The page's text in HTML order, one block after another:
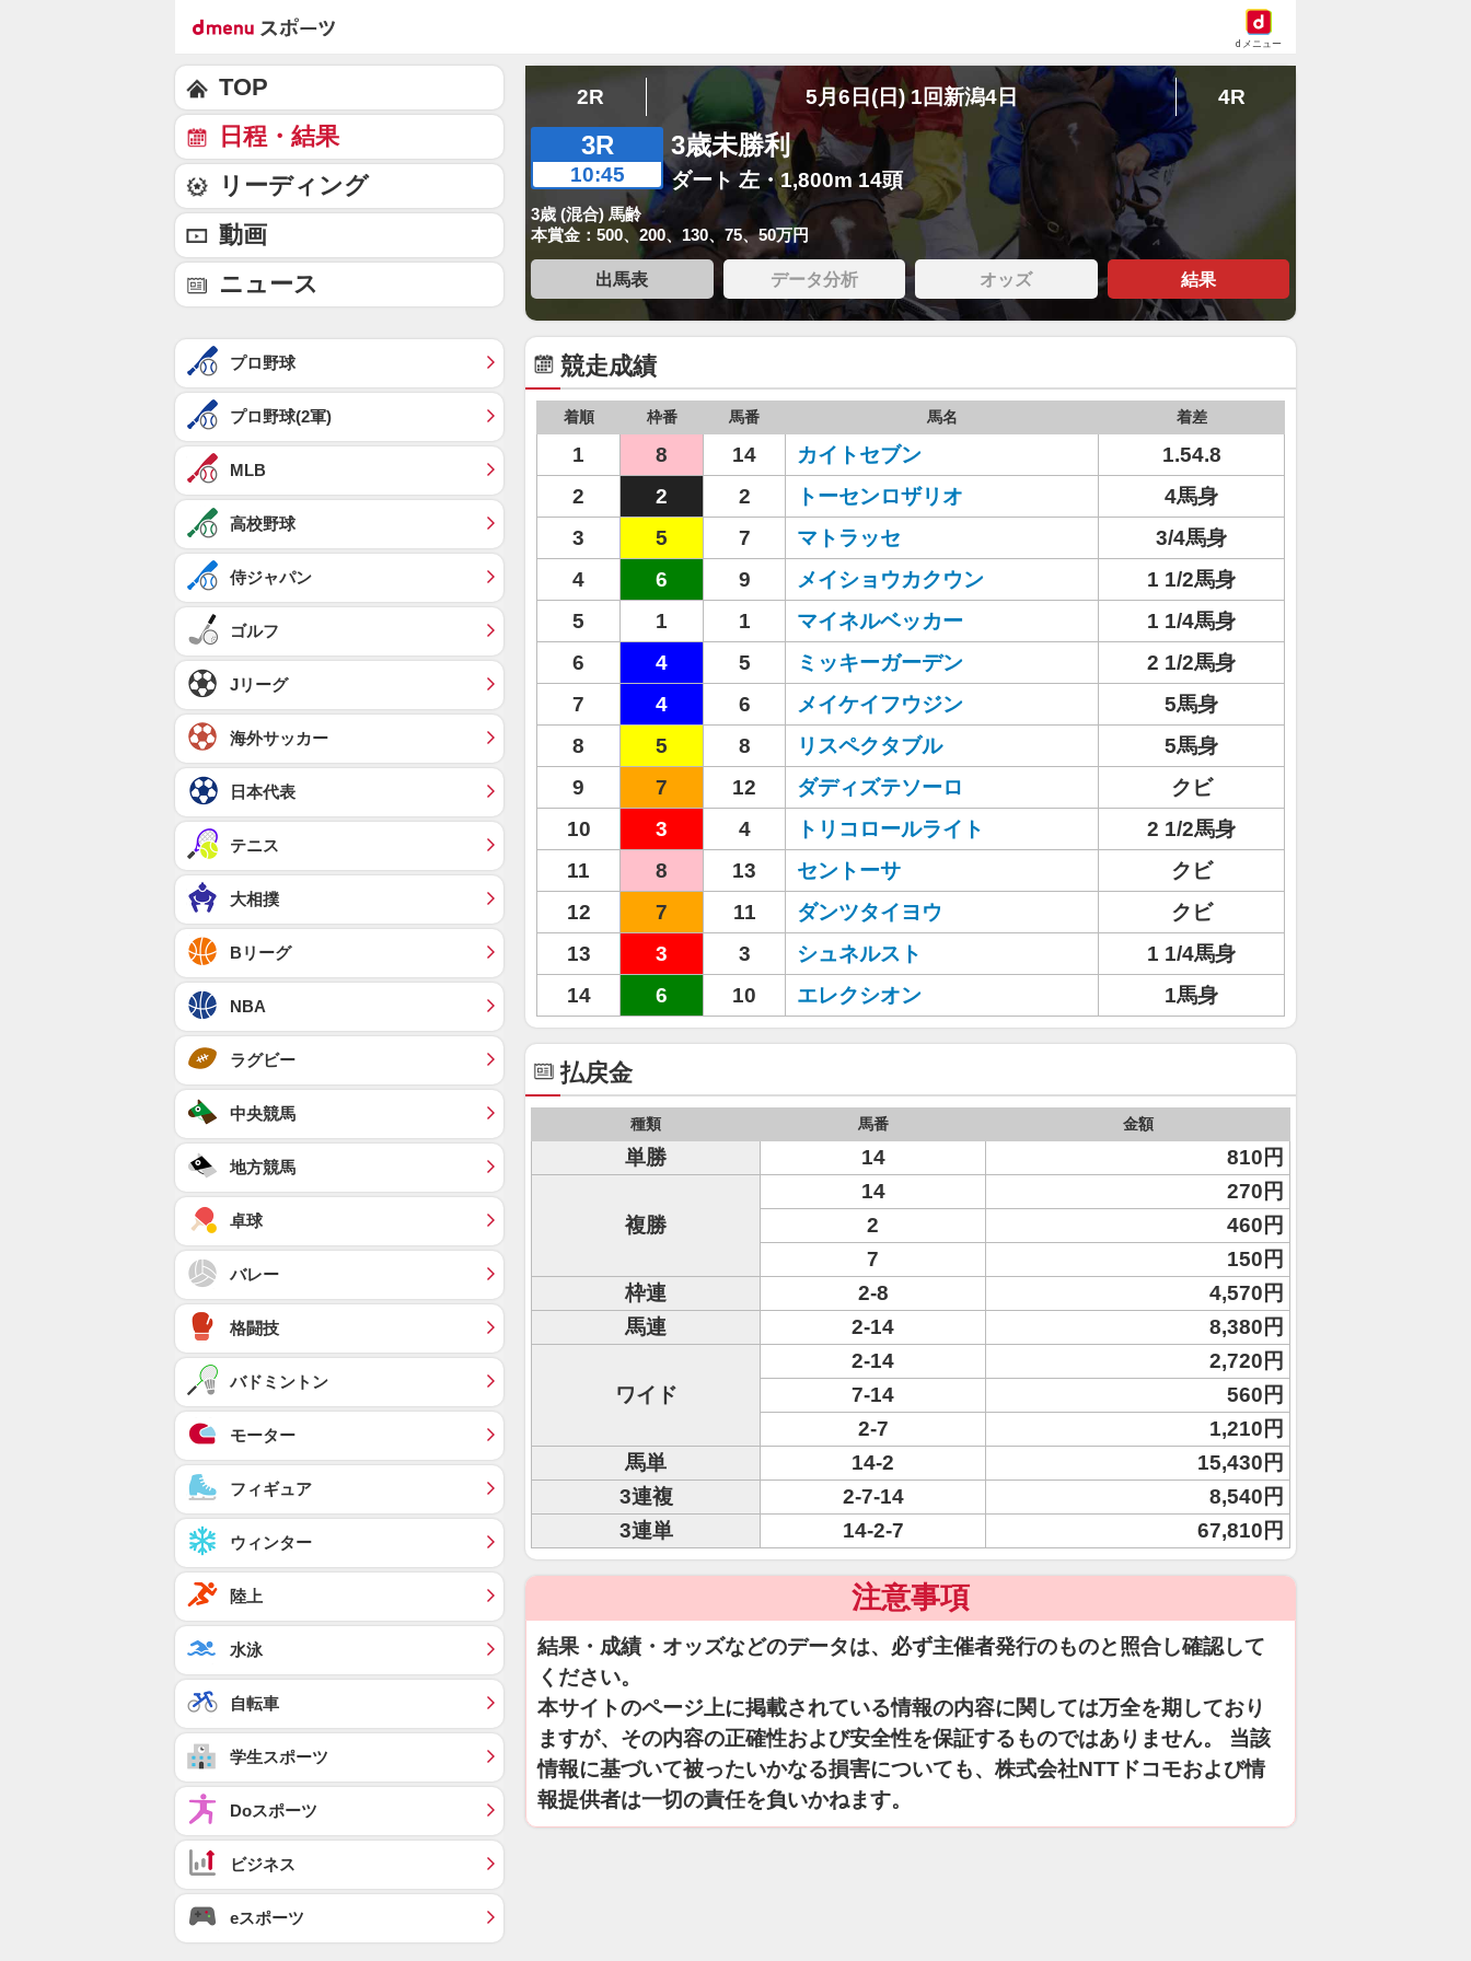
dメニュー
2R 5月6日(日) 1回新潟4日 4R
3R
10:45
3歳未勝利
ダート 左・1,800m 14頭
3歳 (混合) 馬齢
本賞金：500、200、130、75、50万円
出馬表 データ分析 オッズ 結果
競走成績
着順 枠番 馬番 馬名 着差
1 8 14 カイトセブン
1.54.8
2
2 2 トーセンロザリオ
4馬身
3
5 7 マトラッセ
3/4馬身
4
6 9 メイショウカクウン
1 1/2馬身
5
1 1 マイネルベッカー
1 1/4馬身
6
4 5 ミッキーガーデン
2 1/2馬身
7
4 6 メイケイフウジン
5馬身
8
5 8 リスペクタブル
5馬身
9
7 12 ダディズテソーロ
クビ
10
3 4 トリコロールライト
2 1/2馬身
11
8 13 セントーサ
クビ
12
7 11 ダンツタイヨウ
クビ
13
3 3 シュネルスト
1 1/4馬身
14
6 10 エレクシオン 1馬身
払戻金
種類 馬番 金額
単勝 14 810円
複勝
14
270円
2
460円
7
150円
枠連
2-8
4,570円
馬連
2-14 8,380円
ワイド
2-14
2,720円
7-14
560円
2-7
1,210円
馬単
14-2
15,430円
3連複
2-7-14
8,540円
3連単
14-2-7 67,810円
注意事項
結果・成績・オッズなどのデータは、必ず主催者発行のものと照合し確認して
ください。
本サイトのページ上に掲載されている情報の内容に関しては万全を期しており
ますが、その内容の正確性および安全性を保証するものではありません。 当該
情報に基づいて被ったいかなる損害についても、株式会社NTTドコモおよび情
報提供者は一切の責任を負いかねます。
TOP
日程・結果
リーディング
動画
ニュース
プロ野球
プロ野球(2軍)
MLB
高校野球
侍ジャパン
ゴルフ
Jリーグ
海外サッカー
日本代表
テニス
大相撲
Bリーグ
NBA
ラグビー
中央競馬
地方競馬
卓球
バレー
格闘技
バドミントン
モーター
フィギュア
ウィンター
陸上
水泳
自転車
学生スポーツ
Doスポーツ
ビジネス
eスポーツ